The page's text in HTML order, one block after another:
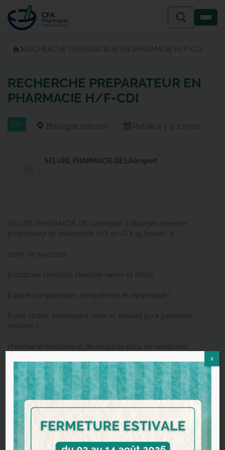
au
contenu
Accueil
RECHERCHE PREPARATEUR EN PHARMACIE H/F-CDI
RECHERCHE PREPARATEUR EN
PHARMACIE H/F-CDI
CDI Bourges (18000) Publié il y a 2 mois
SELURL PHARMACIE DE L'Aéroport
SELURL PHARMACIE DE L’Aéroport à Bourges cherche
préparateur en pharmacie H/F en CDI 35 heures, à
partir de 09/2026.
Entreprise familiale, clientèle variée et fidèle.
Equipe sympathique, compétente et dynamique !
Poste stable, intéressant, varié et évolutif pour personne
motivée !
Pharmacie moderne et développée dans de nombreux
aussi bien dans les gammes de conseils que de
parapharmacie.
Contactez nous au 02/48/50/06/18
x